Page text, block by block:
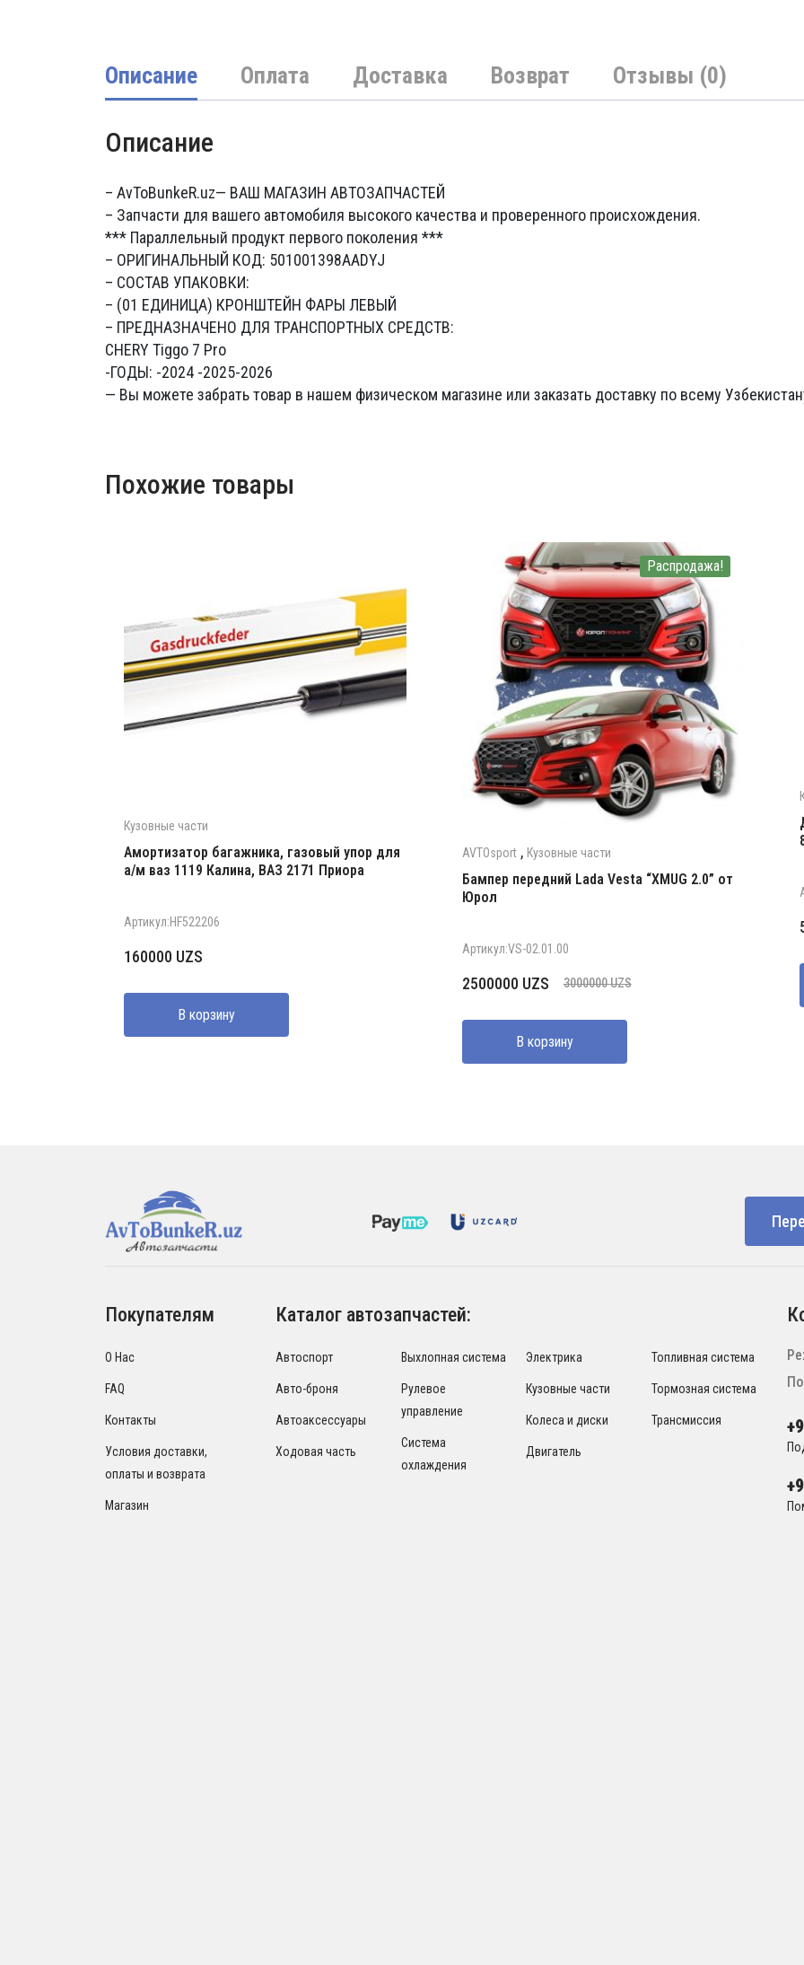
Описание Оплата Доставка Возврат Отзывы (0)
Описание
– AvToBunkeR.uz— ВАШ МАГАЗИН АВТОЗАПЧАСТЕЙ
– Запчасти для вашего автомобиля высокого качества и проверенного происхождения.
*** Параллельный продукт первого поколения ***
– ОРИГИНАЛЬНЫЙ КОД: 501001398AADYJ
– СОСТАВ УПАКОВКИ:
– (01 ЕДИНИЦА) КРОНШТЕЙН ФАРЫ ЛЕВЫЙ
– ПРЕДНАЗНАЧЕНО ДЛЯ ТРАНСПОРТНЫХ СРЕДСТВ:
CHERY Tiggo 7 Pro
-ГОДЫ: -2024 -2025-2026
— Вы можете забрать товар в нашем физическом магазине или заказать доставку по всему
Похожие товары
Кузовные части
Амортизатор багажника, газовый упор для
а/м ваз 1119 Калина, ВАЗ 2171 Приора
Артикул:HF522206
160000 UZS
В корзину
Распродажа!
AVTOsport, Кузовные части
Бампер передний Lada Vesta “XMUG 2.0” от
Юрол
Артикул:VS-02.01.00
3000000UZS
Первоначальная
составляла
3000000 UZS.
2500000 UZS
Текущая
2500000 UZS.
В корзину
Покупателям
О Нас
FAQ
Контакты
Условия доставки,
оплаты и возврата
Магазин
Каталог автозапчастей:
Автоспорт
Авто-броня
Автоаксессуары
Ходовая часть
Выхлопная система
Рулевое
управление
Система
охлаждения
Электрика
Кузовные части
Колеса и диски
Двигатель
Топливная система
Тормозная система
Трансмиссия